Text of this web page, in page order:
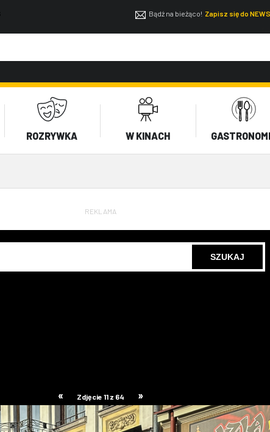
Bądź na bieżąco! Zapisz się do
ROZRYWKA W KINACH
REKLAMA
« Zdjęcie 11 z 64 »